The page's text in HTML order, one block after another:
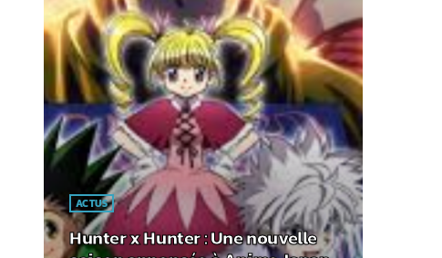
ACTUS
Hunter x Hunter : Une nouvelle